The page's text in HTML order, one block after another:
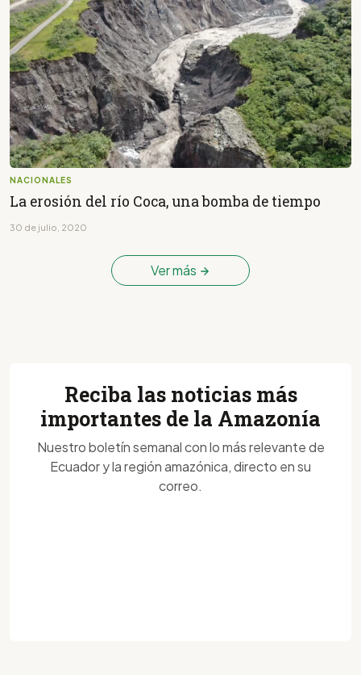
NACIONALES
La erosión del río Coca, una bomba de tiempo
30 de julio, 2020
Ver más
Reciba las noticias más
importantes de la Amazonía
Nuestro boletín semanal con lo más relevante de
Ecuador y la región amazónica, directo en su
correo.